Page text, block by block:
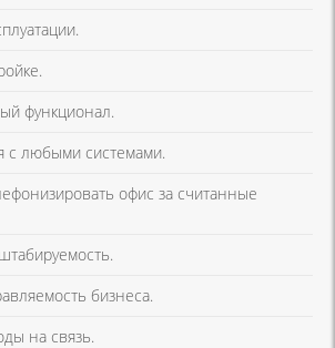
функционал.
с любыми системами.
офис за считанные
бизнеса.
на связь.